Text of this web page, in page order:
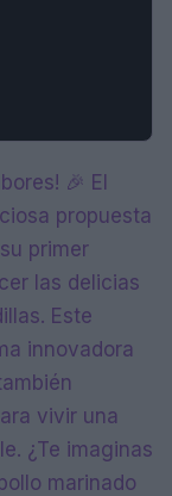
🎉 El
propuesta
primer
las delicias
Este
innovadora
vivir una
¿Te imaginas
marinado